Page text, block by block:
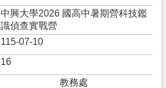
中興大學2026 國高中暑期營科技鑑
識偵查實戰營
115-07-10
16
教務處